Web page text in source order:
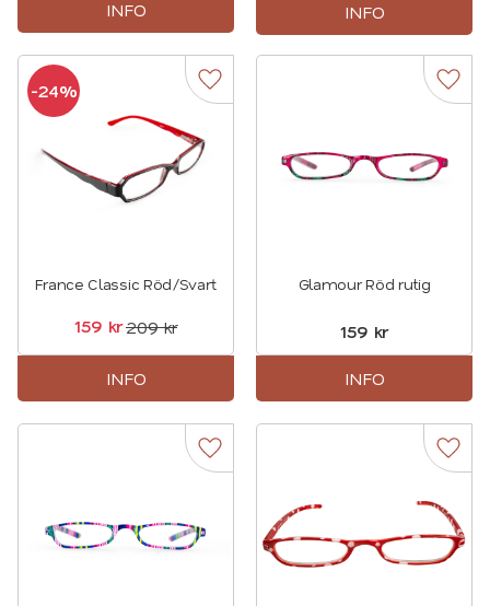
INFO INFO
France Classic Röd/Svart
159 kr209kr
24% Lägg till i favoriter
INFO
Glamour Röd rutig
159 kr
INFO
Lägg till i favoriter